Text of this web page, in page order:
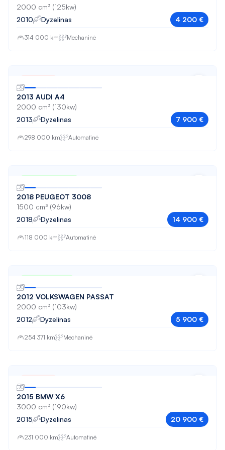
A4
A4 Allroad
A6 Allroad
A7
Alhambra
Antara
Astra
Auris
Avensis
B180
C200
C220
C250
2000 cm³ (125kw)
2010
Dyzelinas 4 200 €
314 000 km Mechaninė
2013 AUDI A4
2000 cm³ (130kw)
2013
Dyzelinas 7 900 €
298 000 km Automatinė
2018 PEUGEOT 3008
1500 cm³ (96kw)
2018
Dyzelinas 14 900 €
118 000 km Automatinė
2012 VOLKSWAGEN PASSAT
2000 cm³ (103kw)
2012
Dyzelinas 5 900 €
254 371 km Mechaninė
2015 BMW X6
3000 cm³ (190kw)
2015
Dyzelinas 20 900 €
231 000 km Automatinė